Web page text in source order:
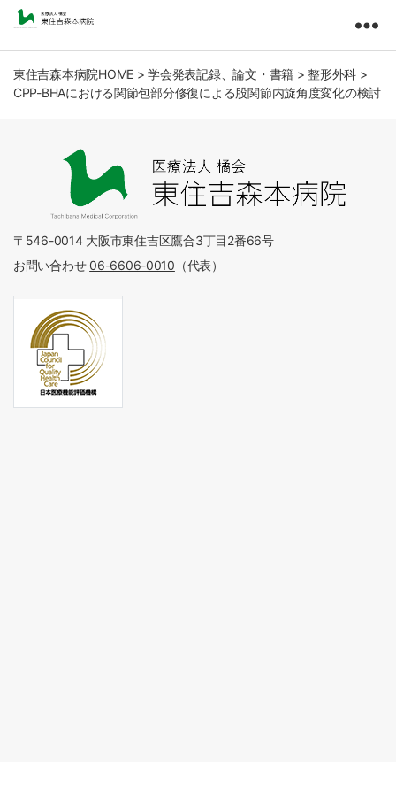
住
吉
森
人
橘
会
東住吉森本病院HOME > 学会発表記録、論文・書籍 > 整形外科 >
CPP-BHAにおける関節包部分修復による股関節内旋角度変化の検討
〒546-0014 大阪市東住吉区鷹合3丁目2番66号
お問い合わせ06-6606-0010 （代表）